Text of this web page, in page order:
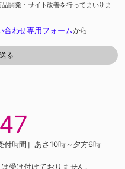
開発・サイト改善を行ってまいりま
合わせ専用フォームから
付時間］あさ10時～夕方6時
受け付けておりません。